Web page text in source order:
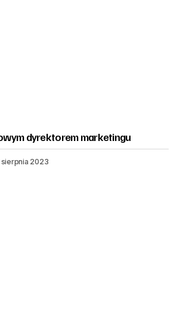
dyrektorem marketingu
2023